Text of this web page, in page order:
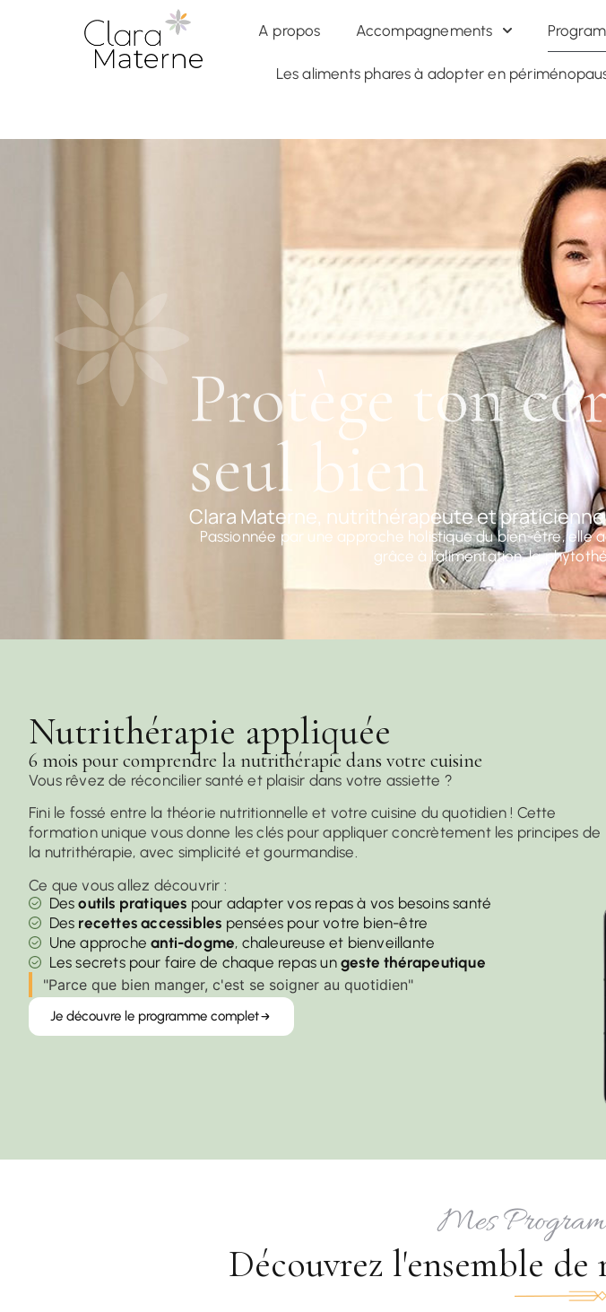
Accompagnement Global
A propos Accompagnements
Les aliments phares à adopter en
Protège ton
seul bien
Clara Materne, nutrithérapeute et
Passionnée par une approche holistique du bien-être,
grâce à l’alimentation, la
Nutrithérapie appliquée
6 mois pour comprendre la nutrithérapie dans votre cuisine
Vous rêvez de réconcilier santé et plaisir dans votre assiette ?
Fini le fossé entre la théorie nutritionnelle et votre cuisine du quotidien ! Cette
formation unique vous donne les clés pour appliquer concrètement les principes de
la nutrithérapie, avec simplicité et gourmandise.
Ce que vous allez découvrir :
Desoutils pratiques pour adapter vos repas à vos besoins santé
Des recettes accessibles pensées pour votre bien-être
Une approcheanti-dogme, chaleureuse et bienveillante
Les secrets pour faire de chaque repas un geste thérapeutique
"Parce que bien manger, c'est se soigner au quotidien"
Je découvre le programme complet
Mes
Découvrez l'ensemble